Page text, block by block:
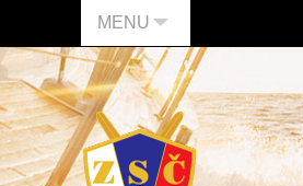
MENU